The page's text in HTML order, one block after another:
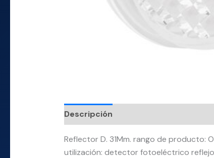
Descripción
Reflector D. 31Mm. rango de
utilización: detector fotoeléctrico reflejo